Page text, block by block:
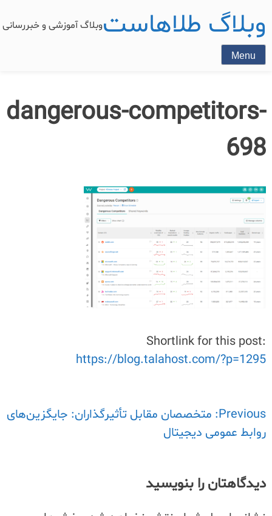
وبلاگ طلاهاستوبلاگ آموزشی و
Menu
dangerous-competitors-
698
Shortlink for this post:
https://blog.talahost.com/?p=1295
راهبری
نوشته
Previous: متخصصان مقابل تأثیرگذاران: جایگزین‌های
روابط عمومی دیجیتال
دیدگاهتان را بنویسید